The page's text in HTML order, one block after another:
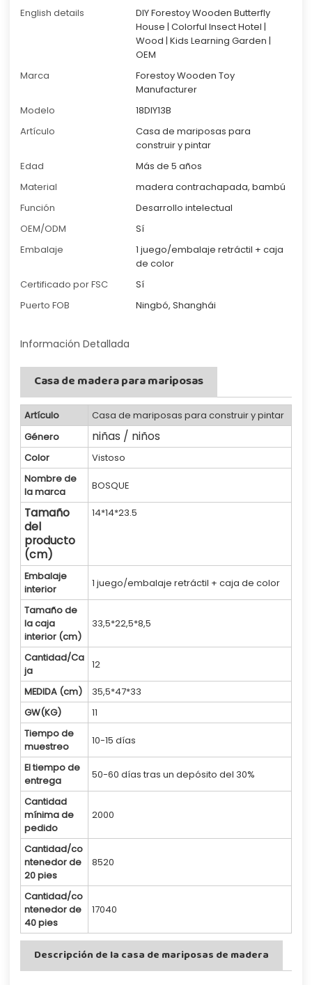
English details
DIY Forestoy Wooden Butterfly
House | Colorful Insect Hotel |
Wood | Kids Learning Garden |
OEM
Marca
Forestoy Wooden Toy
Manufacturer
Modelo
18DIY13B
Artículo
Casa de mariposas para
construir y pintar
Edad
Más de 5 años
Material
madera contrachapada, bambú
Función
Desarrollo intelectual
OEM/ODM
Sí
Embalaje
1 juego/embalaje retráctil + caja
de color
Certificado por FSC
Sí
Puerto FOB
Ningbó, Shanghái
Información Detallada
Casa de madera para mariposas
Artículo
Casa de mariposas para construir y pintar
Género
niñas / niños
Color
Vistoso
Nombre de
la marca
BOSQUE
Tamaño
del
producto
(cm)
14*14*23.5
Embalaje
interior
1 juego/embalaje retráctil + caja de color
Tamaño de
la caja
interior (cm)
33,5*22,5*8,5
Cantidad/Ca
ja
12
MEDIDA (cm)
35,5*47*33
GW(KG)
11
Tiempo de
muestreo
10-15 días
El tiempo de
entrega
50-60 días tras un depósito del 30%
Cantidad
mínima de
pedido
2000
Cantidad/co
ntenedor de
20 pies
8520
Cantidad/co
ntenedor de
40 pies
17040
Descripción de la casa de mariposas de madera